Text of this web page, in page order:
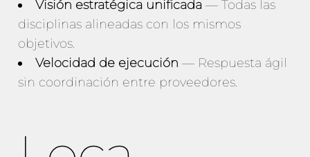
Visión estratégica unificada — Todas las
disciplinas alineadas con los mismos
objetivos.
Velocidad de ejecución — Respuesta ágil
sin coordinación entre proveedores.